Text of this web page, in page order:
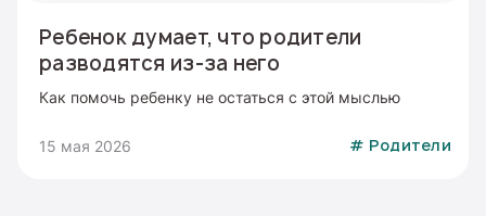
Ребенок думает, что родители
разводятся из-за него
Как помочь ребенку не остаться с этой мыслью
15 мая 2026 # Родители